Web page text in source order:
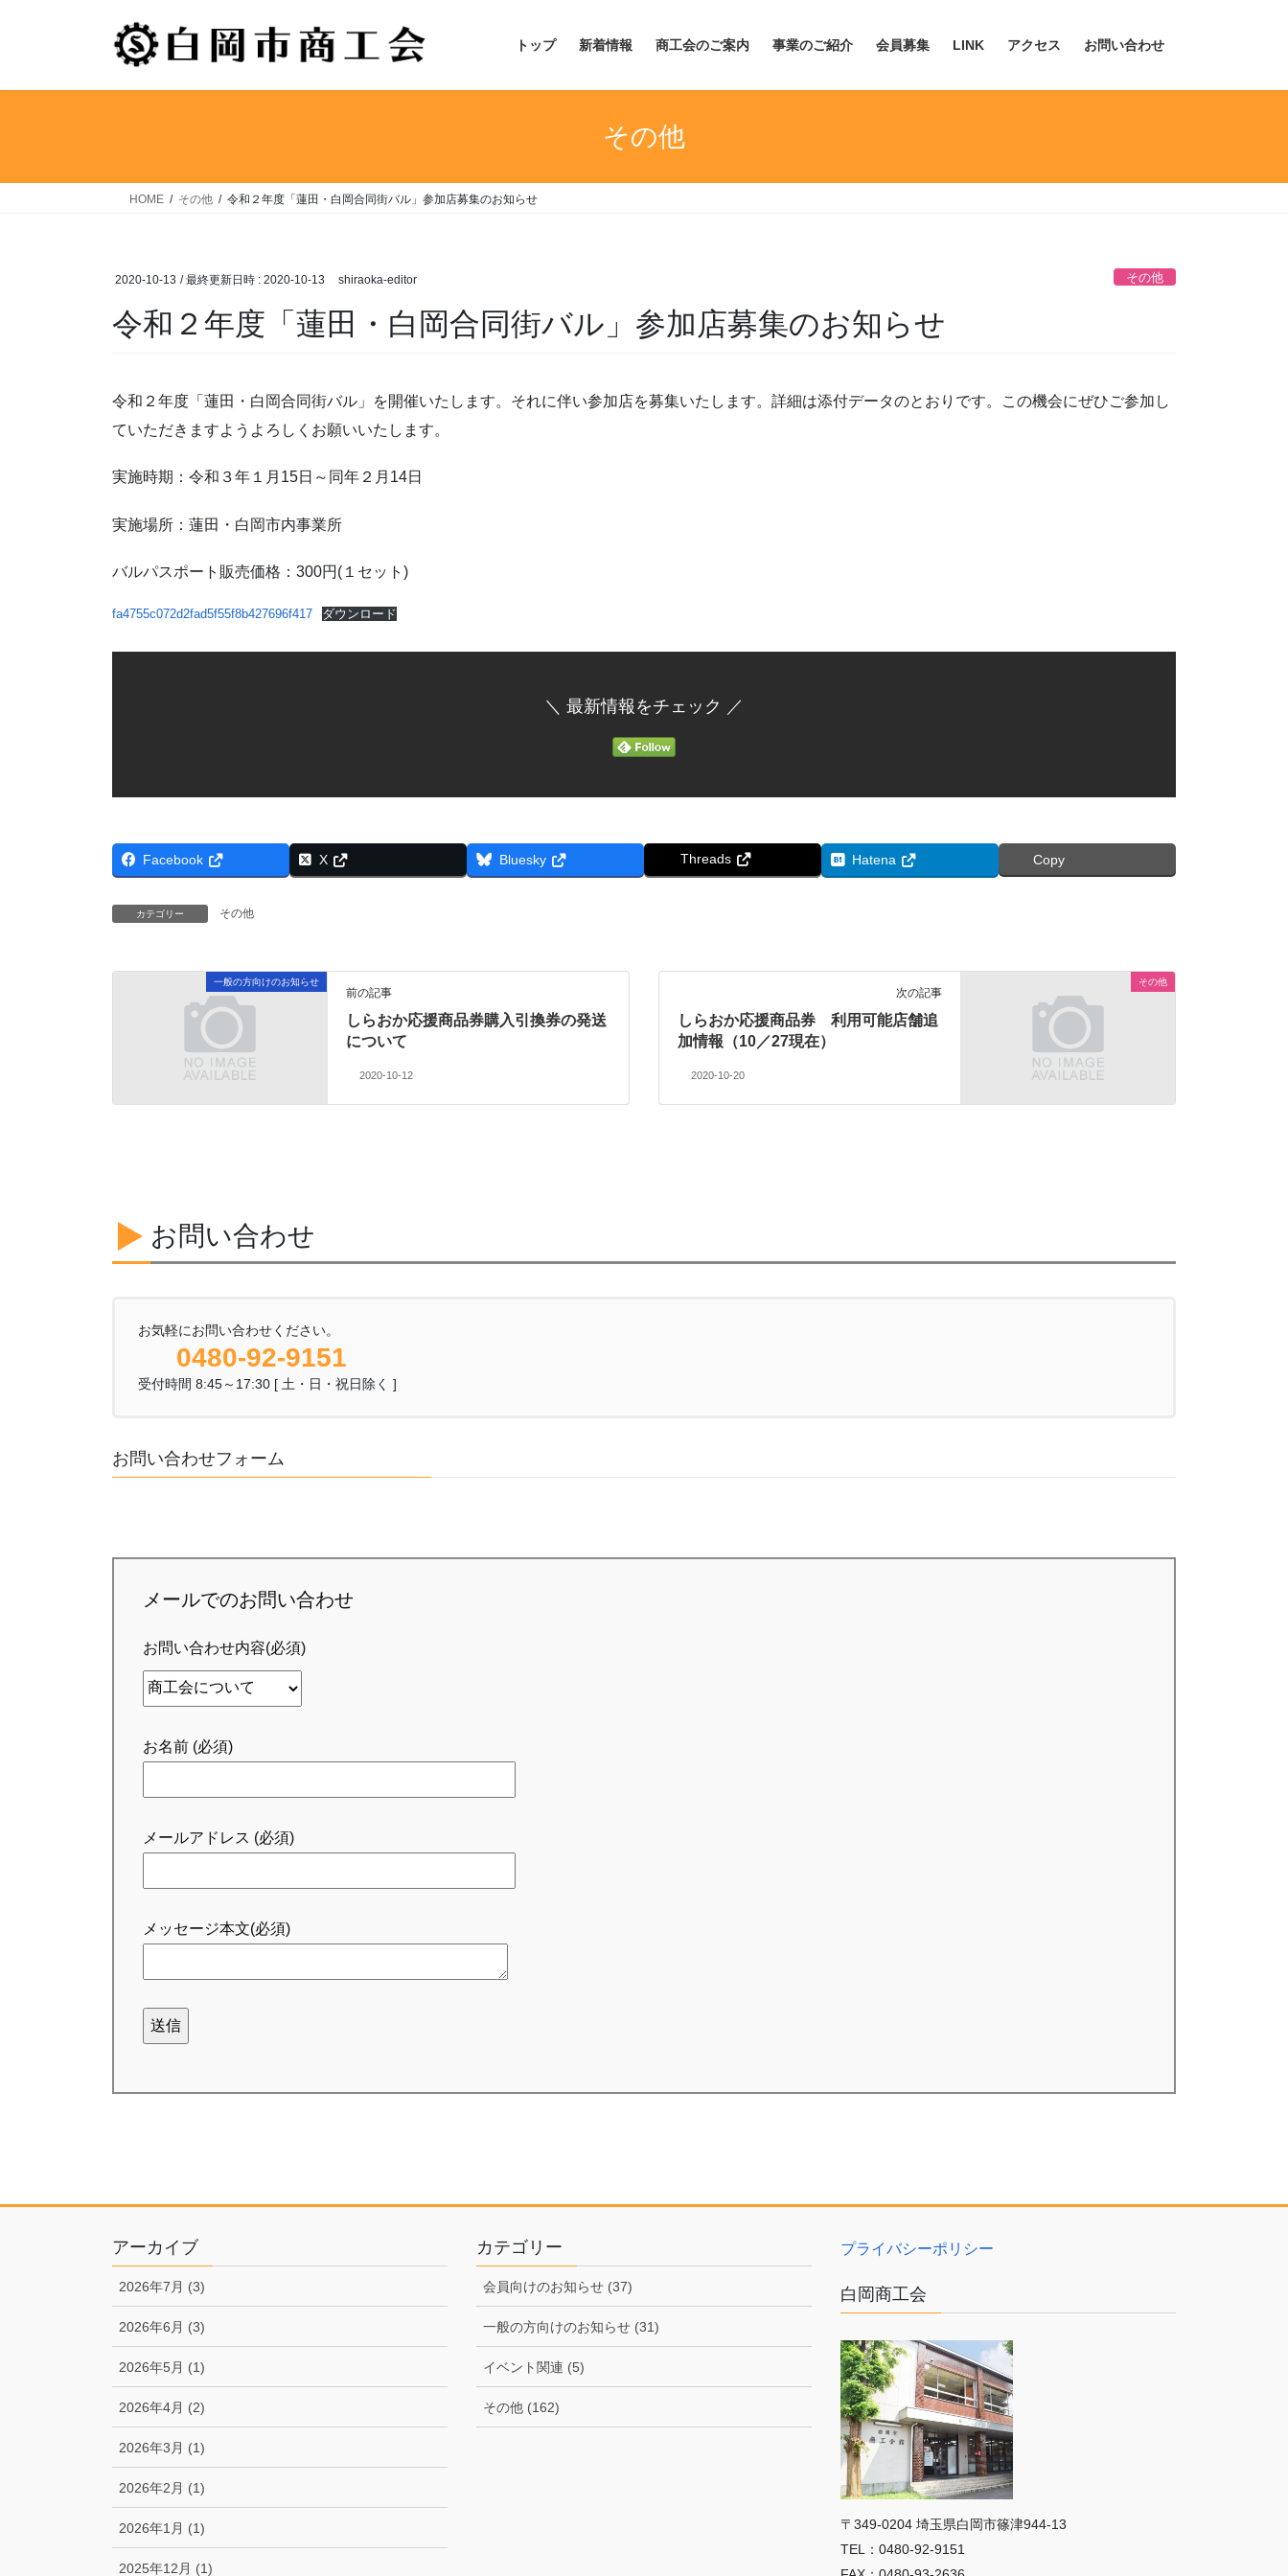
トップ 新着情報 商工会のご案内 事業のご紹介 会員募集 LINK アクセス お問い合わせ
その他
HOME その他 令和２年度「蓮田・白岡合同街バル」参加店募集のお知らせ
2020-10-13 / 最終更新日時 : 2020-10-13 shiraoka-editor その他
令和２年度「蓮田・白岡合同街バル」参加店募集のお知らせ
令和２年度「蓮田・白岡合同街バル」を開催いたします。それに伴い参加店を募集いたします。詳細は添付データのとおりです。この機会にぜひご参加し
ていただきますようよろしくお願いいたします。
実施時期：令和３年１月15日～同年２月14日
実施場所：蓮田・白岡市内事業所
バルパスポート販売価格：300円(１セット)
fa4755c072d2fad5f55f8b427696f417 ダウンロード
＼ 最新情報をチェック ／
Facebook X Bluesky Threads Hatena Copy
カテゴリー その他
一般の方向けのお知らせ
前の記事
しらおか応援商品券購入引換券の発送
について
2020-10-12
その他
次の記事
しらおか応援商品券 利用可能店舗追
加情報（10／27現在）
2020-10-20
お問い合わせ
お気軽にお問い合わせください。
0480-92-9151
受付時間 8:45～17:30 [ 土・日・祝日除く ]
お問い合わせフォーム
メールでのお問い合わせ
お問い合わせ内容(必須)
お名前 (必須)
メールアドレス (必須)
メッセージ本文(必須)
アーカイブ
2026年7月 (3)
2026年6月 (3)
2026年5月 (1)
2026年4月 (2)
2026年3月 (1)
2026年2月 (1)
2026年1月 (1)
2025年12月 (1)
カテゴリー
会員向けのお知らせ (37)
一般の方向けのお知らせ (31)
イベント関連 (5)
その他 (162)
プライバシーポリシー
白岡商工会
〒349-0204 埼⽟県⽩岡市篠津944-13
TEL：0480-92-9151